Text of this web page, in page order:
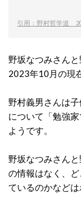
引用：野村哲学道
野坂なつみさん
2023年10月の現
野村義男さんは
について「勉強
ようです。
野坂なつみさん
の情報はなく、
ているのかなどは